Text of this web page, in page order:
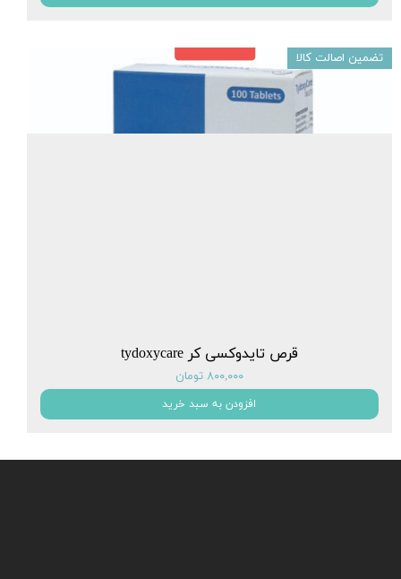
قرص تایدوکسی کر tydoxycare
۸۰۰,۰۰۰ تومان
افزودن به سبد خرید
تضمین اصالت کالا